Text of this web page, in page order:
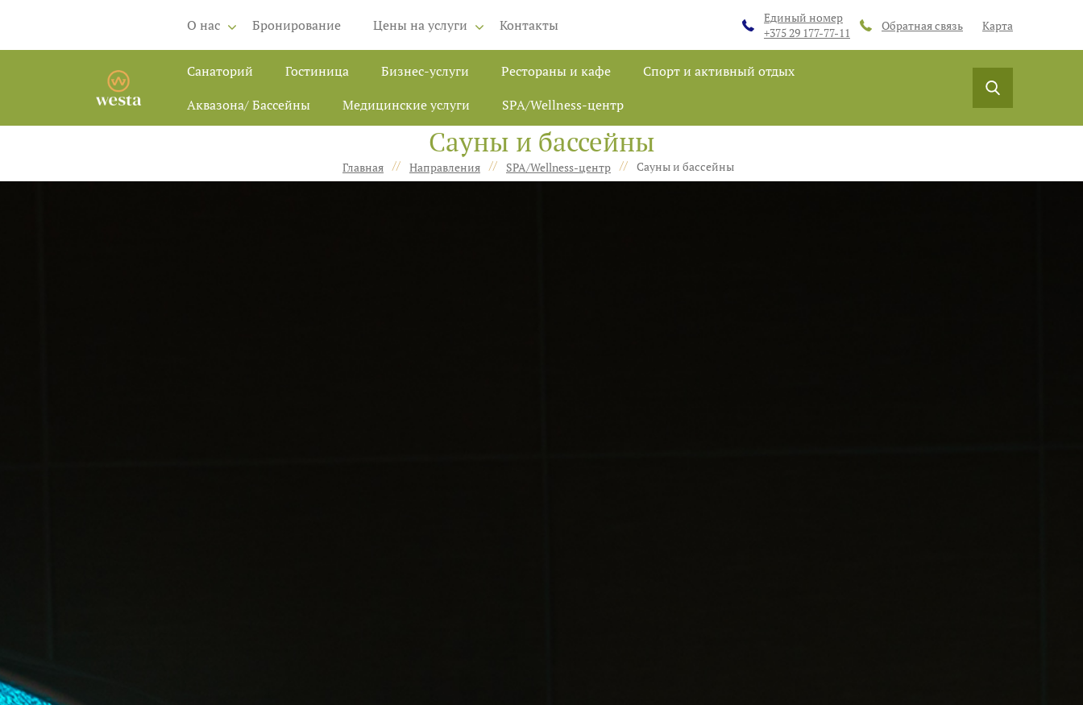
О нас Бронирование Цены на услуги Контакты
Единый номер
+375 29 177-77-11
Обратная связь Карта
Санаторий Гостиница Бизнес-услуги Рестораны и кафе
Спорт и активный отдых
Аквазона/ Бассейны
Медицинские услуги SPA/Wellness-центр
Сауны и бассейны
Главная // Направления // SPA/Wellness-центр // Сауны и бассейны